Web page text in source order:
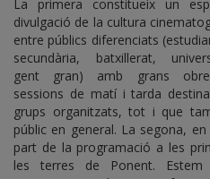
La primera constitueix un
divulgació de la cultura
entre públics diferenciats
secundària, batxillerat,
gent gran) amb grans
sessions de matí i tarda
grups organitzats, tot i que
públic en general. La segona,
part de la programació a les
les terres de Ponent.